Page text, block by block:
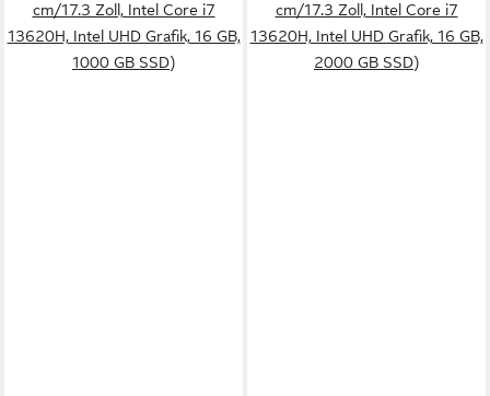
cm/17.3 Zoll, Intel Core i7
13620H, Intel UHD Grafik, 16 GB,
1000 GB SSD)
cm/17.3 Zoll, Intel Core i7
13620H, Intel UHD Grafik, 16 GB,
2000 GB SSD)